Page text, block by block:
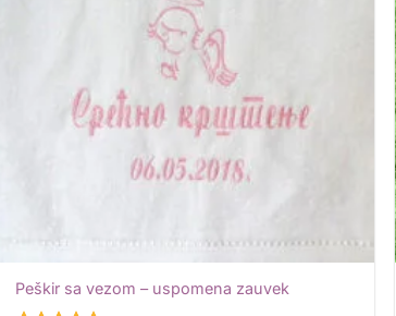
Peškir sa vezom – uspomena zauvek